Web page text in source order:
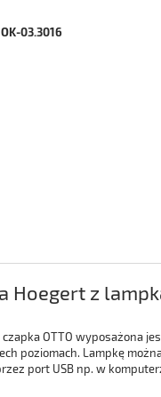
03.3016
Hoegert z
OTTO wyposażona
poziomach. Lampkę
port USB np. w